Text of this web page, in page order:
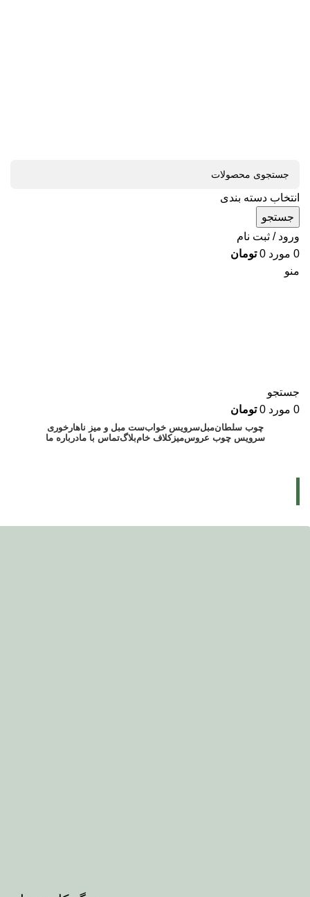
انتخاب دسته بندی
جستجو
ورود / ثبت نام
0 مورد 0 تومان
منو
جستجو
0 مورد 0 تومان
چوب سلطانمبلسرویس خوابست مبل و میز ناهارخوری
سرویس چوب عروسمیزکلاف خامبلاگتماس با مادرباره ما